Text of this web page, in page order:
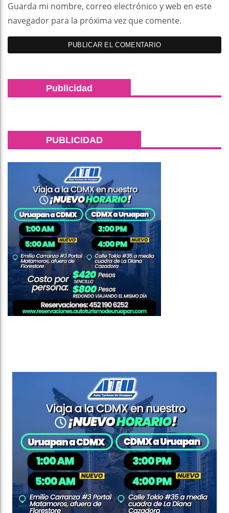
Guarda mi nombre, correo electrónico y web en este
navegador para la próxima vez que comente.
Publicidad
PUBLICIDAD